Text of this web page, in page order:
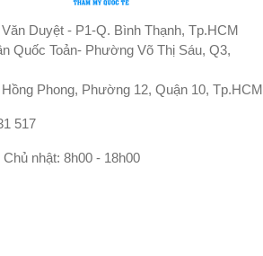
Duyệt - P1-Q. Bình Thạnh, Tp.HCM
Quốc Toản- Phường Võ Thị Sáu, Q3,
Phong, Phường 12, Quận 10, Tp.HCM
517
nhật: 8h00 - 18h00